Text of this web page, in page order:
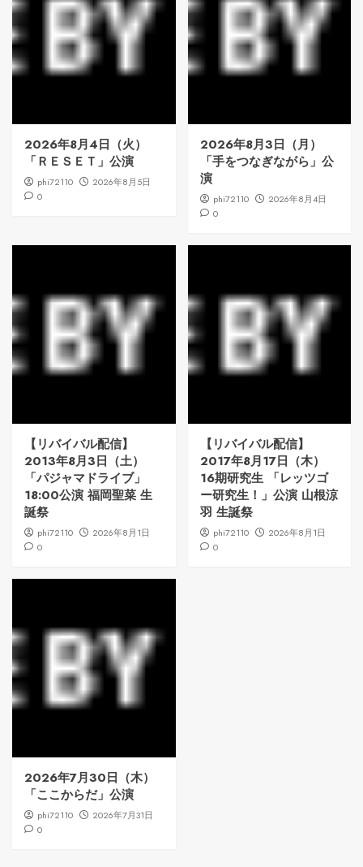
2026年8月4日（火）
「ＲＥＳＥＴ」公演
phi72110
2026年8月5日
0
2026年8月3日（月）
「手をつなぎながら」公
演
phi72110
2026年8月4日
0
【リバイバル配信】
2013年8月3日（土）
「パジャマドライブ」
18:00公演 福岡聖菜 生
誕祭
phi72110
2026年8月1日
0
【リバイバル配信】
2017年8月17日（木）
16期研究生 「レッツゴ
ー研究生！」公演 山根涼
羽 生誕祭
phi72110
2026年8月1日
0
2026年7月30日（木）
「ここからだ」公演
phi72110
2026年7月31日
0